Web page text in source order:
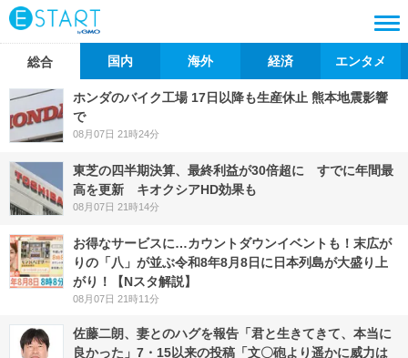
総合 国内 海外 経済 エンタメ
ホンダのバイク工場 17日以降も生産休止 熊本地震影響
で
08月07日 21時24分
東芝の四半期決算、最終利益が30倍超に すでに年間最
高を更新 キオクシアHD効果も
08月07日 21時14分
お得なサービスに…カウントダウンイベントも！末広が
りの「八」が並ぶ令和8年8月8日に日本列島が大盛り上
がり！【Nスタ解説】
08月07日 21時11分
佐藤二朗、妻とのハグを報告「君と生きてきて、本当に
良かった」7・15以来の投稿「文〇砲より遥かに威力は